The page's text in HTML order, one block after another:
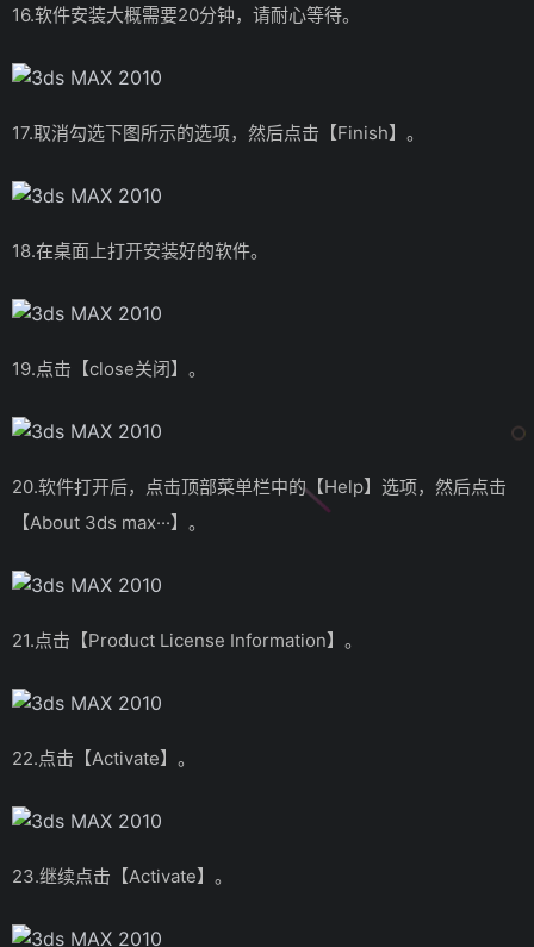
16.软件安装大概需要20分钟，请耐心等待。
17.取消勾选下图所示的选项，然后点击【Finish】。
18.在桌面上打开安装好的软件。
19.点击【close关闭】。
20.软件打开后，点击顶部菜单栏中的【Help】选项，然后点击
【About 3ds max···】。
21.点击【Product License Information】。
22.点击【Activate】。
23.继续点击【Activate】。